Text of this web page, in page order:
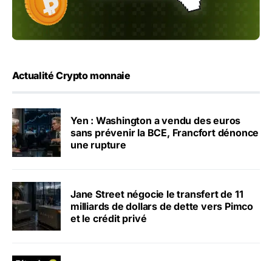
Actualité Crypto monnaie
Yen : Washington a vendu des euros
sans prévenir la BCE, Francfort dénonce
une rupture
Jane Street négocie le transfert de 11
milliards de dollars de dette vers Pimco
et le crédit privé